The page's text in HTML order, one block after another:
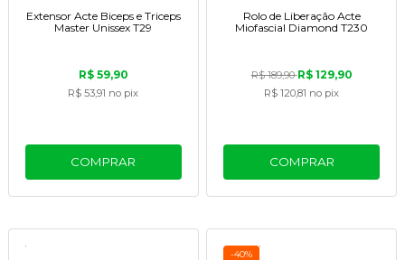
Extensor Acte Biceps e Triceps
Master Unissex T29
R$ 59,90
R$ 53,91 no pix
COMPRAR
Rolo de Liberação Acte
Miofascial Diamond T230
R$ 189,90R$ 129,90
R$ 120,81 no pix
COMPRAR
-40%